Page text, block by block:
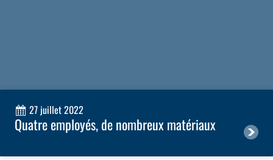
27 juillet 2022
Quatre employés, de nombreux matériaux